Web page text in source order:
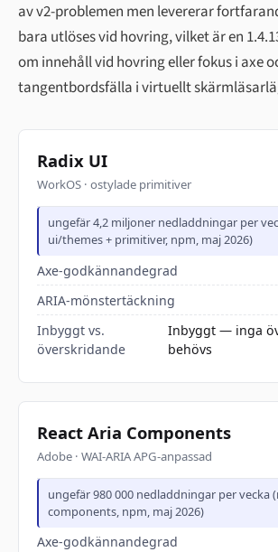
av v2-problemen men levererar
bara utlöses vid hovring, vilket är en
om innehåll vid hovring eller fokus i axe
tangentbordsfälla i virtuellt
Radix UI
WorkOS · ostylade primitiver
ungefär 4,2 miljoner nedladdningar per
ui/themes + primitiver, npm, maj 2026)
Axe-godkännandegrad
ARIA-mönstertäckning
Inbyggt vs.
överskridande
Inbyggt — inga
behövs
React Aria Components
Adobe · WAI-ARIA APG-anpassad
ungefär 980 000 nedladdningar per vecka
components, npm, maj 2026)
Axe-godkännandegrad